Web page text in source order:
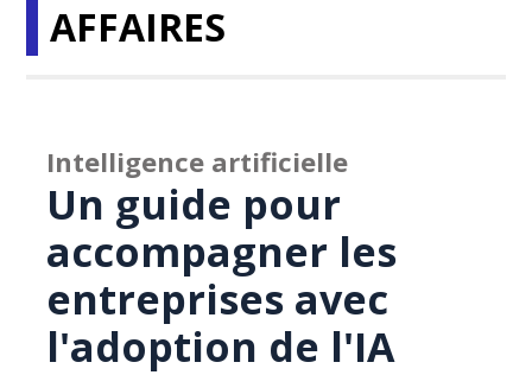
AFFAIRES
Intelligence artificielle
Un guide pour
accompagner les
entreprises avec
l'adoption de l'IA